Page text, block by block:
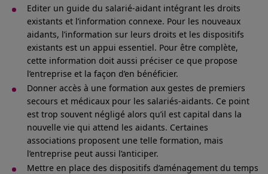
Editer un guide du salarié-aidant intégrant les droits
existants et l’information connexe. Pour les nouveaux
aidants, l’information sur leurs droits et les dispositifs
existants est un appui essentiel. Pour être complète,
cette information doit aussi préciser ce que propose
l’entreprise et la façon d’en bénéficier.
Donner accès à une formation aux gestes de premiers
secours et médicaux pour les salariés-aidants. Ce point
est trop souvent négligé alors qu’il est capital dans la
nouvelle vie qui attend les aidants. Certaines
associations proposent une telle formation, mais
l’entreprise peut aussi l’anticiper.
Mettre en place des dispositifs d’aménagement du temps